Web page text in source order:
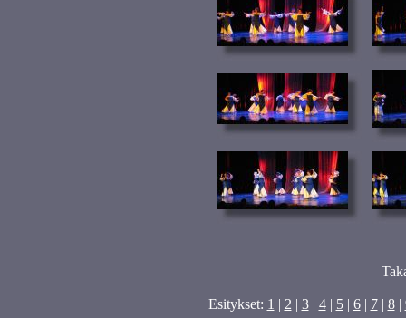
Esitykset: 1 | 2 | 3| 4| 5| 6| 7| 8|